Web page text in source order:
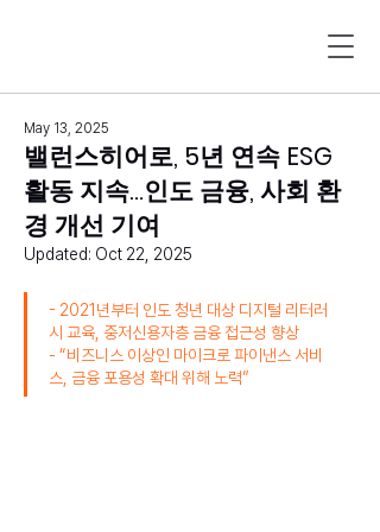
밸런스히어로, 5년 연속 ESG
활동 지속…인도 금융, 사회 환
경 개선 기여
May 13, 2025
Updated: Oct 22, 2025
- 2021년부터 인도 청년 대상 디지털 리터러
시 교육, 중저신용자층 금융 접근성 향상
- “비즈니스 이상인 마이크로 파이낸스 서비
스, 금융 포용성 확대 위해 노력”